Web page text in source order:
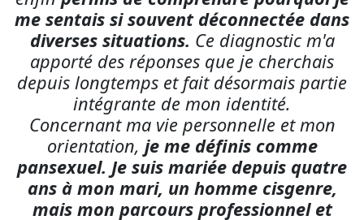
Concernant ma vie personnelle et mon
orientation,je me définis comme
pansexuel. Je suis mariée depuis quatre
ans à mon mari, un homme cisgenre,
mais mon parcours professionnel et
personnel inclut des relations avec des
femmes cisgenres et des personnes
transgenres.Je réfute toute attaque ou
remise en question de ma sexualité lorsque
j'apparais à l'écran avec des femmes.Je